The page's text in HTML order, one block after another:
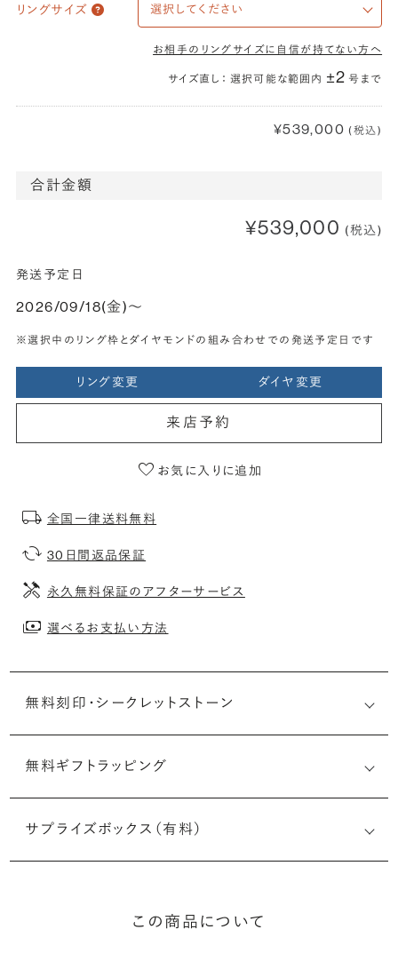
リングサイズ
お相手のリングサイズに自信が持てない方へ
サイズ直し： 選択可能な範囲内 ±2 号まで
¥539,000 (税込)
合計金額
¥539,000 (税込)
発送予定日
2026/09/18(金)〜
※選択中のリング枠とダイヤモンドの組み合わせでの発送予定日です
リング変更 ダイヤ変更
来店予約
お気に入りに追加
全国一律送料無料
30日間返品保証
永久無料保証のアフターサービス
選べるお支払い方法
無料刻印・ シークレットストーン
印することができます。注文前だけでなく購入後の刻印も、
リングに初めて施す初回の刻印は、無料にて承ります（デザ
細は「商品仕様」欄をご確認ください）。
無料ギフトラッピング
サプライズボックス（有料）
この商品について